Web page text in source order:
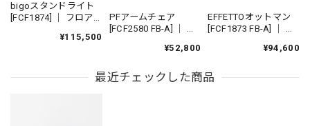
bigoスタンドライト
[FCF1874] ｜ フロア
テリア 美濃和紙 揉み
¥115,500
PFアームチェア
[FCF2580 FB-A] ｜ ダ
ッキングチェア アイ
産家具
¥52,800
EFFETTOオットマン
[FCF1873 FB-A] ｜ フ
ソファ パーソナルチ
ラウンジチェア 国産
¥94,600
最近チェックした商品